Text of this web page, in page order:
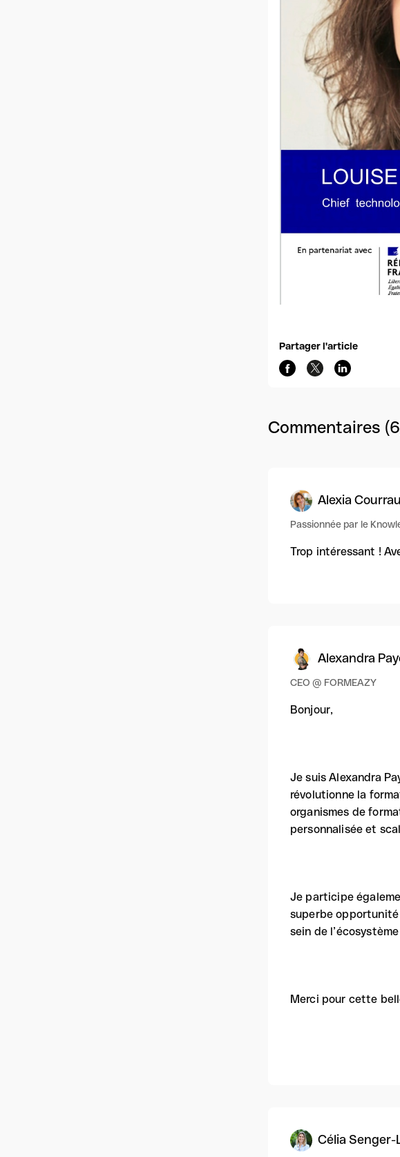
Partager l'article
Commentaires
Alexia
Passionnée par le
Trop intéressant !
Alexandra
CEO @ FORMEAZY
Bonjour,
Je suis Alexandra
révolutionne la
organismes de
personnalisée et
Je participe
superbe
sein de
Merci pour cette
Célia Senger-